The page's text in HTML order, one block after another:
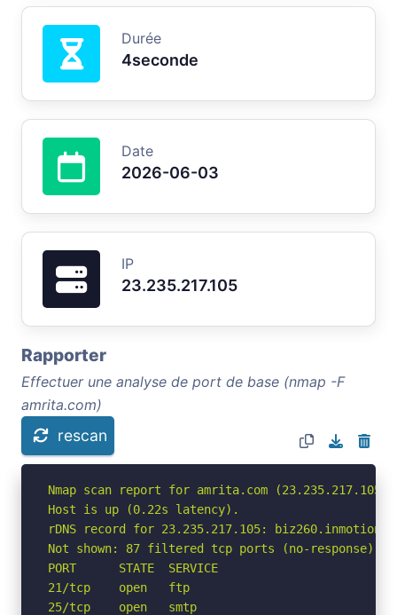
Durée
4seconde
Date
2026-06-03
IP
23.235.217.105
Rapporter
Effectuer une analyse de port de base (nmap -F
amrita.com)
rescan
Nmap scan report for amrita.com (23.235.217.105)
Host is up (0.22s latency).
rDNS record for 23.235.217.105:
Not shown: 87 filtered tcp ports (no-response)
PORT      STATE  SERVICE
21/tcp    open   ftp
25/tcp    open   smtp